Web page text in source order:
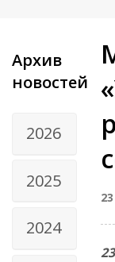
Архив
новостей
2026
2025
2024